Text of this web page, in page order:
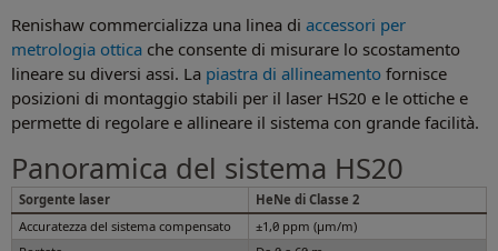
Renishaw commercializza una linea di accessori per
metrologia ottica che consente di misurare lo scostamento
lineare su diversi assi. La piastra di allineamento fornisce
posizioni di montaggio stabili per il laser HS20 e le ottiche e
permette di regolare e allineare il sistema con grande facilità.
Panoramica del sistema HS20
Sorgente laser
HeNe di Classe 2
Accuratezza del sistema compensato
±1,0 ppm (µm/m)